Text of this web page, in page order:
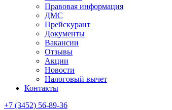
Правовая информация
ДМС
Прейскурант
Документы
Вакансии
Отзывы
Акции
Новости
Налоговый вычет
Контакты
+7 (3452) 56-89-36